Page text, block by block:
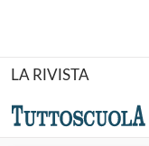
LA RIVISTA